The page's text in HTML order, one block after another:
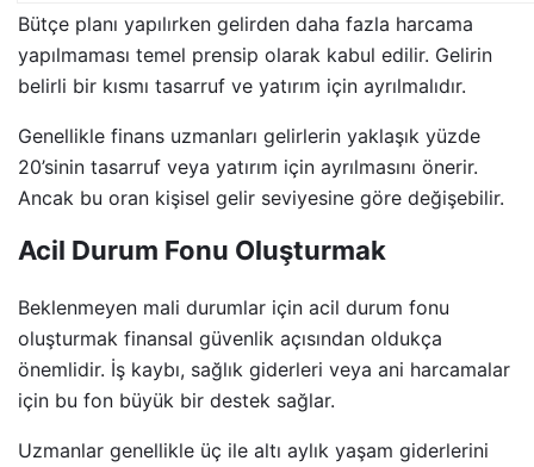
Bütçe planı yapılırken gelirden daha fazla harcama
yapılmaması temel prensip olarak kabul edilir. Gelirin
belirli bir kısmı tasarruf ve yatırım için ayrılmalıdır.
Genellikle finans uzmanları gelirlerin yaklaşık yüzde
20’sinin tasarruf veya yatırım için ayrılmasını önerir.
Ancak bu oran kişisel gelir seviyesine göre değişebilir.
Acil Durum Fonu Oluşturmak
Beklenmeyen mali durumlar için acil durum fonu
oluşturmak finansal güvenlik açısından oldukça
önemlidir. İş kaybı, sağlık giderleri veya ani harcamalar
için bu fon büyük bir destek sağlar.
Uzmanlar genellikle üç ile altı aylık yaşam giderlerini